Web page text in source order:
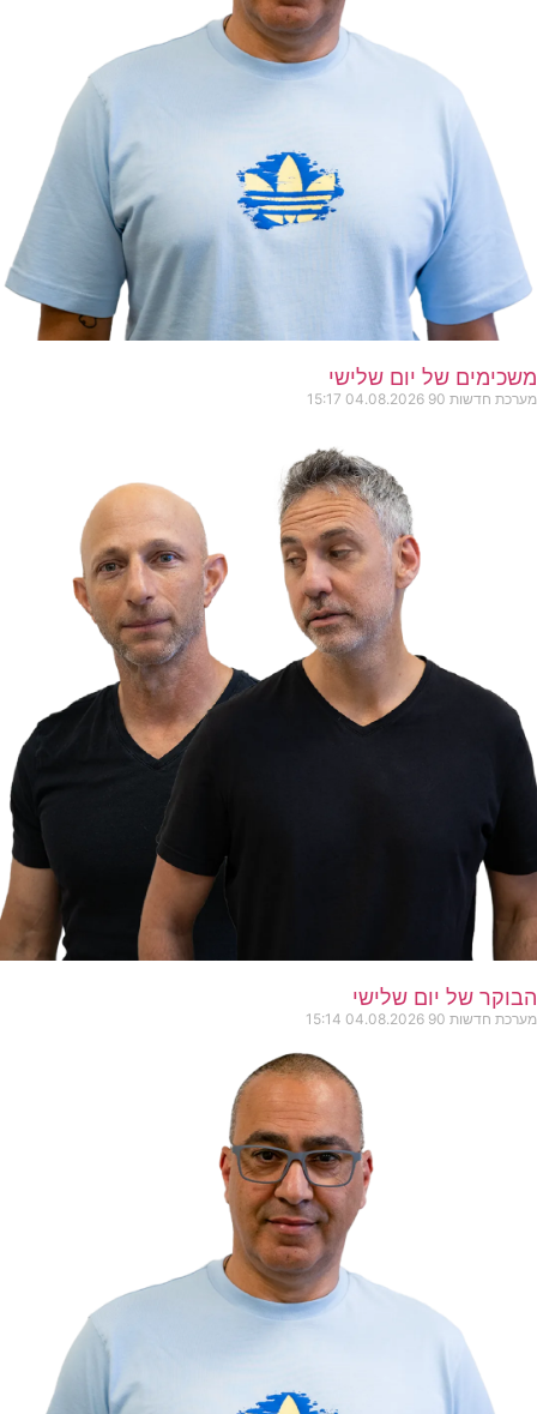
משכימים של יום שלישי
מערכת חדשות 90 04.08.2026
15:17
הבוקר של יום שלישי
מערכת חדשות 90 04.08.2026
15:14